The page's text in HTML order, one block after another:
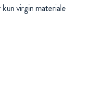
virgin materiale